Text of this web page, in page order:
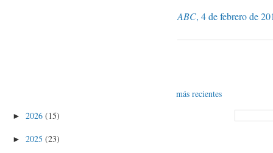
ABC, 4 de febrero de
más recientes
► 2026 (15)
► 2025 (23)